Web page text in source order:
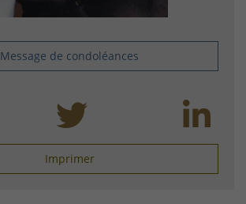
Message de condoléances
Imprimer